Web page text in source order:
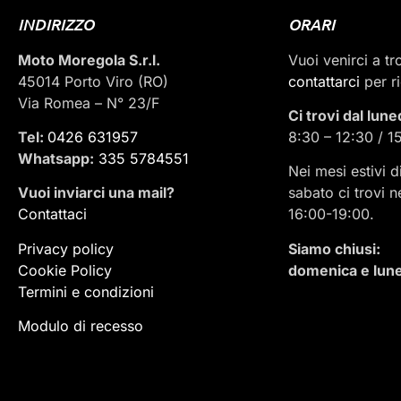
INDIRIZZO
Moto Moregola S.r.l.
45014 Porto Viro (RO)
Via Romea – N° 23/F
Tel: 0426 631957
Whatsapp: 335 5784551
Vuoi inviarci una mail?
Contattaci
Privacy policy
Cookie Policy
Termini e condizioni
Modulo di recesso
ORARI
Vuoi venirci a
contattarci per
Ci trovi dal
8:30 – 12:30 /
Nei mesi estivi
sabato ci trovi
16:00-19:00.
Siamo chiusi:
domenica e